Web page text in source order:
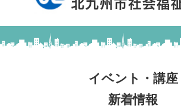
イベント・講座
新着情報